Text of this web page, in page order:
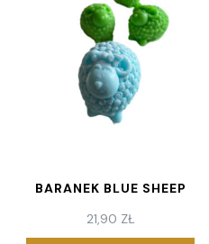
BARANEK BLUE SHEEP
21,90 ZŁ